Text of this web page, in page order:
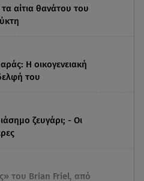
αίτια θανάτου του
Η οικογενειακή
του
ζευγάρι; - Οι
του Brian Friel, από